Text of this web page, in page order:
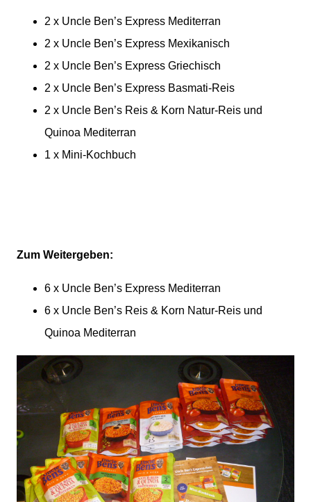
2 x Uncle Ben’s Express Mediterran
2 x Uncle Ben’s Express Mexikanisch
2 x Uncle Ben’s Express Griechisch
2 x Uncle Ben’s Express Basmati-Reis
2 x Uncle Ben’s Reis & Korn Natur-Reis und
Quinoa Mediterran
1 x Mini-Kochbuch
Zum Weitergeben:
6 x Uncle Ben’s Express Mediterran
6 x Uncle Ben’s Reis & Korn Natur-Reis und
Quinoa Mediterran